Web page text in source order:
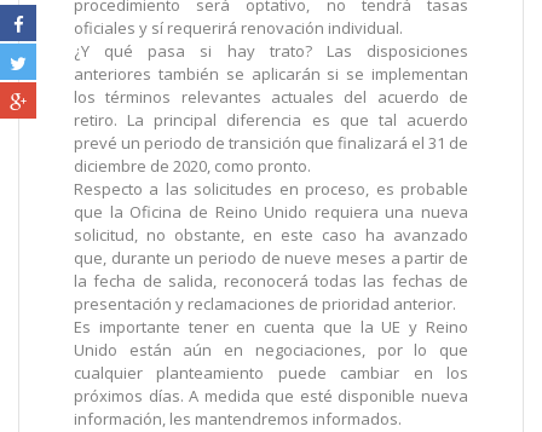
procedimiento será optativo, no tendrá tasas
oficiales y sí requerirá renovación individual.
¿Y qué pasa si hay trato? Las disposiciones
anteriores también se aplicarán si se implementan
los términos relevantes actuales del acuerdo de
retiro. La principal diferencia es que tal acuerdo
prevé un periodo de transición que finalizará el 31 de
diciembre de 2020, como pronto.
Respecto a las solicitudes en proceso, es probable
que la Oficina de Reino Unido requiera una nueva
solicitud, no obstante, en este caso ha avanzado
que, durante un periodo de nueve meses a partir de
la fecha de salida, reconocerá todas las fechas de
presentación y reclamaciones de prioridad anterior.
Es importante tener en cuenta que la UE y Reino
Unido están aún en negociaciones, por lo que
cualquier planteamiento puede cambiar en los
próximos días. A medida que esté disponible nueva
información, les mantendremos informados.